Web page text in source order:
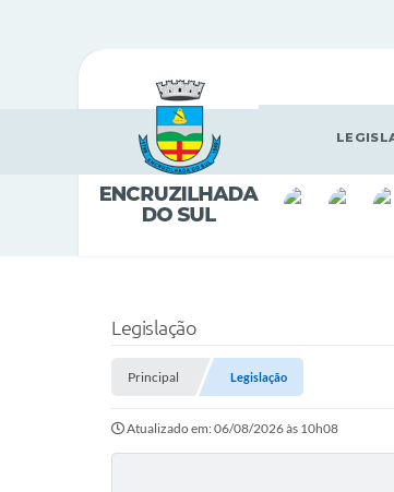
Legislação
Principal Legislação
Atualizado em: 06/08/2026 às 10h08